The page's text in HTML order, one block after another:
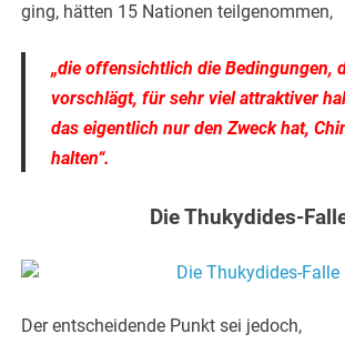
ging, hätten 15 Nationen teilgenommen,
„die offensichtlich die Bedingungen,
vorschlägt, für sehr viel attraktiver
das eigentlich nur den Zweck hat,
halten“.
Die Thukydides-
Der entscheidende Punkt sei jedoch,